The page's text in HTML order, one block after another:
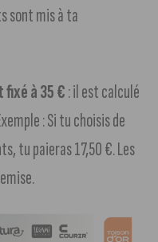
sont mis à ta
à 35 €: il est calculé
: Si tu choisis de
tu paieras 17,50 €. Les